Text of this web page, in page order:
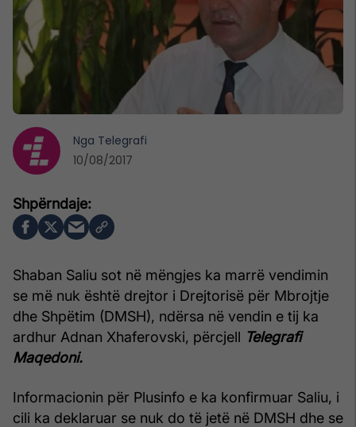
Shaban Saliu sot në mëngjes ka marrë vendimin
se më nuk është drejtor i Drejtorisë për Mbrojtje
dhe Shpëtim (DMSH), ndërsa në vendin e tij ka
ardhur Adnan Xhaferovski, përcjell Telegrafi
Maqedoni.
Informacionin për Plusinfo e ka konfirmuar Saliu, i
cili ka deklaruar se nuk do të jetë në DMSH dhe se
Nga Telegrafi
10/08/2017